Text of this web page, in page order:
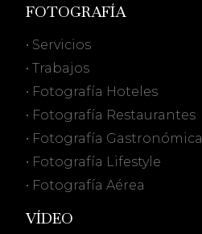
FOTOGRAFÍA
• Servicios
• Trabajos
• Fotografía Hoteles
• Fotografía Restaurantes
• Fotografía Gastronómica
• Fotografía Lifestyle
• Fotografía Aérea
VÍDEO